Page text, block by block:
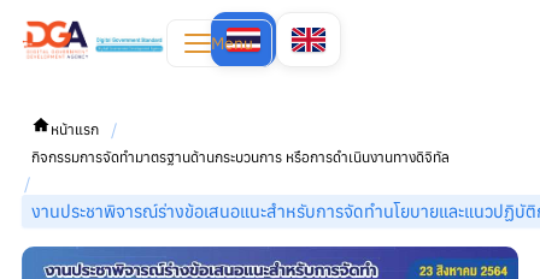
Menu
หน้าแรก /
กิจกรรมการจัดทำมาตรฐานด้านกระบวนการ หรือการดำเนินงานทางดิจิทัล
/
งานประชาพิจารณ์ร่างข้อเสนอแนะสำหรับการจัดทำนโยบายและแนวปฏิบั